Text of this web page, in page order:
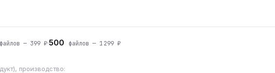
— 399 ₽·500 файлов — 1 299 ₽
производство: